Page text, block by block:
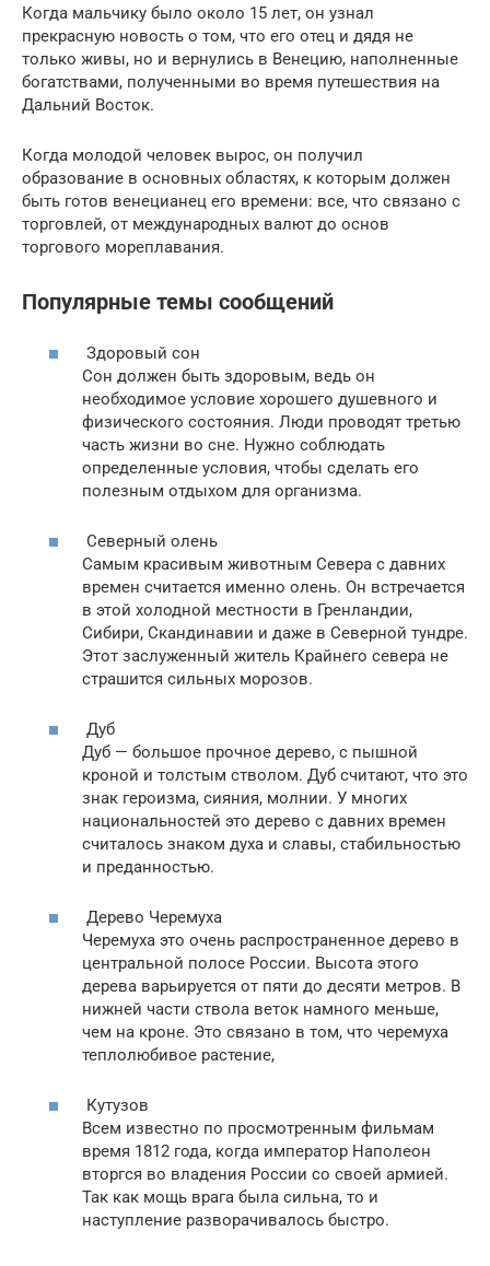
Когда мальчику было около 15 лет, он узнал
прекрасную новость о том, что его отец и дядя не
только живы, но и вернулись в Венецию, наполненные
богатствами, полученными во время путешествия на
Дальний Восток.
Когда молодой человек вырос, он получил
образование в основных областях, к которым должен
быть готов венецианец его времени: все, что связано с
торговлей, от международных валют до основ
торгового мореплавания.
Популярные темы сообщений
Здоровый сон
Сон должен быть здоровым, ведь он
необходимое условие хорошего душевного и
физического состояния. Люди проводят третью
часть жизни во сне. Нужно соблюдать
определенные условия, чтобы сделать его
полезным отдыхом для организма.
Северный олень
Самым красивым животным Севера с давних
времен считается именно олень. Он встречается
в этой холодной местности в Гренландии,
Сибири, Скандинавии и даже в Северной тундре.
Этот заслуженный житель Крайнего севера не
страшится сильных морозов.
Дуб
Дуб — большое прочное дерево, с пышной
кроной и толстым стволом. Дуб считают, что это
знак героизма, сияния, молнии. У многих
национальностей это дерево с давних времен
считалось знаком духа и славы, стабильностью
и преданностью.
Дерево Черемуха
Черемуха это очень распространенное дерево в
центральной полосе России. Высота этого
дерева варьируется от пяти до десяти метров. В
нижней части ствола веток намного меньше,
чем на кроне. Это связано в том, что черемуха
теплолюбивое растение,
Кутузов
Всем известно по просмотренным фильмам
время 1812 года, когда император Наполеон
вторгся во владения России со своей армией.
Так как мощь врага была сильна, то и
наступление разворачивалось быстро.